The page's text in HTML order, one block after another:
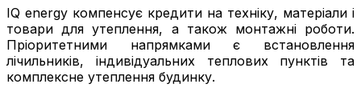
IQ energy компенсує кредити на техніку, матеріали і
товари для утеплення, а також монтажні роботи.
Пріоритетними напрямками є встановлення
лічильників, індивідуальних теплових пунктів та
комплексне утеплення будинку.